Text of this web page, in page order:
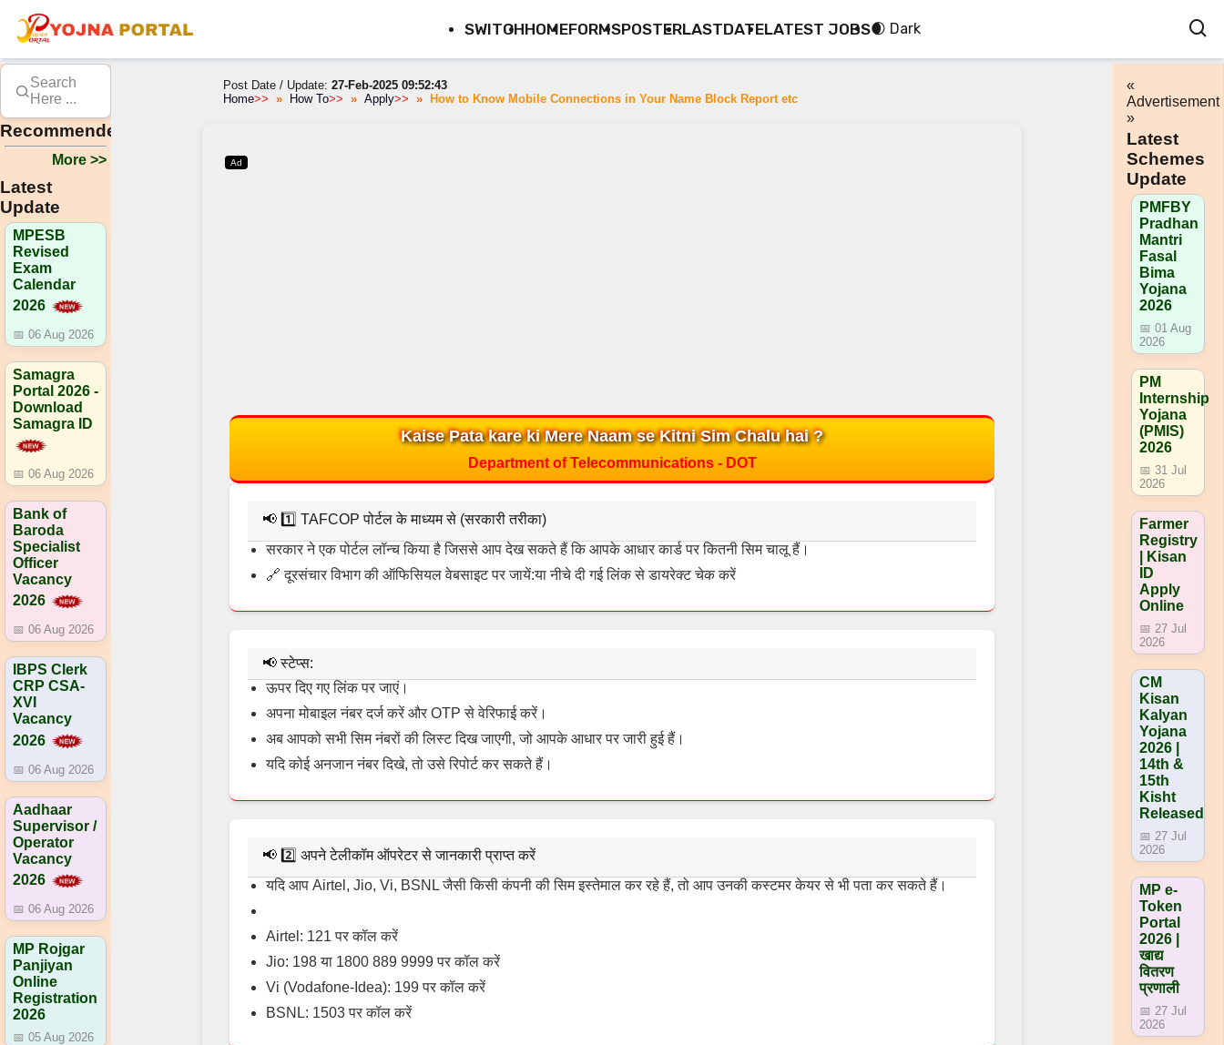
SWITCHHOMEFORMSPOSTERLASTDATELATEST JOBS🌒 Dark
Search
Here ...
Recommended
More >>
Latest
Update
MPESB
Revised
Exam
Calendar
2026
📅 06 Aug 2026
Samagra
Portal 2026 -
Download
Samagra ID
📅 06 Aug 2026
Bank of
Baroda
Specialist
Officer
Vacancy
2026
📅 06 Aug 2026
IBPS Clerk
CRP CSA-
XVI
Vacancy
2026
📅 06 Aug 2026
Aadhaar
Supervisor /
Operator
Vacancy
2026
📅 06 Aug 2026
MP Rojgar
Panjiyan
Online
Registration
2026
📅 05 Aug 2026
Post Date / Update: 27-Feb-2025 09:52:43
Home>> How To>> Apply>> How to Know Mobile Connections in Your Name Block Report etc
Ad
Kaise Pata kare ki Mere Naam se Kitni Sim Chalu hai ?
Department of Telecommunications - DOT
📢 1️⃣ TAFCOP पोर्टल के माध्यम से (सरकारी तरीका)
सरकार ने एक पोर्टल लॉन्च किया है जिससे आप देख सकते हैं कि आपके आधार कार्ड पर कितनी सिम चालू हैं।
🔗 दूरसंचार विभाग की ऑफिसियल वेबसाइट पर जायें:या नीचे दी गई लिंक से डायरेक्ट चेक करें
📢स्टेप्स:
ऊपर दिए गए लिंक पर जाएं।
अपना मोबाइल नंबर दर्ज करें और OTP से वेरिफाई करें।
अब आपको सभी सिम नंबरों की लिस्ट दिख जाएगी, जो आपके आधार पर जारी हुई हैं।
यदि कोई अनजान नंबर दिखे, तो उसे रिपोर्ट कर सकते हैं।
📢 2️⃣ अपने टेलीकॉम ऑपरेटर से जानकारी प्राप्त करें
यदि आप Airtel, Jio, Vi, BSNL जैसी किसी कंपनी की सिम इस्तेमाल कर रहे हैं, तो आप उनकी कस्टमर केयर से भी पता कर सकते हैं।
Airtel: 121 पर कॉल करें
Jio: 198 या 1800 889 9999 पर कॉल करें
Vi (Vodafone-Idea): 199 पर कॉल करें
BSNL: 1503 पर कॉल करें
«
Advertisement
»
Latest
Schemes
Update
PMFBY
Pradhan
Mantri
Fasal
Bima
Yojana
2026
📅 01 Aug
2026
PM
Internship
Yojana
(PMIS)
2026
📅 31 Jul
2026
Farmer
Registry
| Kisan
ID
Apply
Online
📅 27 Jul
2026
CM
Kisan
Kalyan
Yojana
2026 |
14th &
15th
Kisht
Released
📅 27 Jul
2026
MP e-
Token
Portal
2026 |
खाद्य
वितरण
प्रणाली
📅 27 Jul
2026